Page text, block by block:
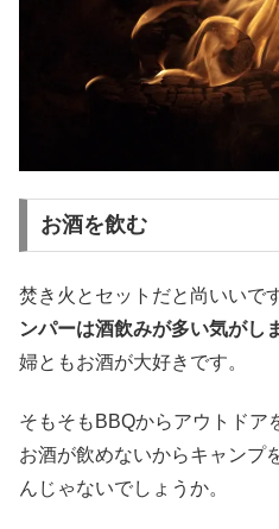
お酒を飲む
焚き火とセットだと尚いいで
ンパーは酒飲みが多い気がし
婦ともお酒が大好きです。
そもそもBBQからアウトドア
お酒が飲めないからキャンプ
んじゃないでしょうか。